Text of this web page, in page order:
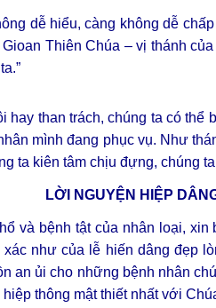
dễ hiểu, càng không dễ
Thiên Chúa – vị thánh
hay than trách, chúng ta có
mình đang phục vụ. Như
ta kiên tâm chịu đựng, chúng
LỜI NGUYỆN HIỆP
và bệnh tật của nhân loại,
như của lễ hiến dâng đẹp
an ủi cho những bệnh nhân
thông mật thiết nhất với